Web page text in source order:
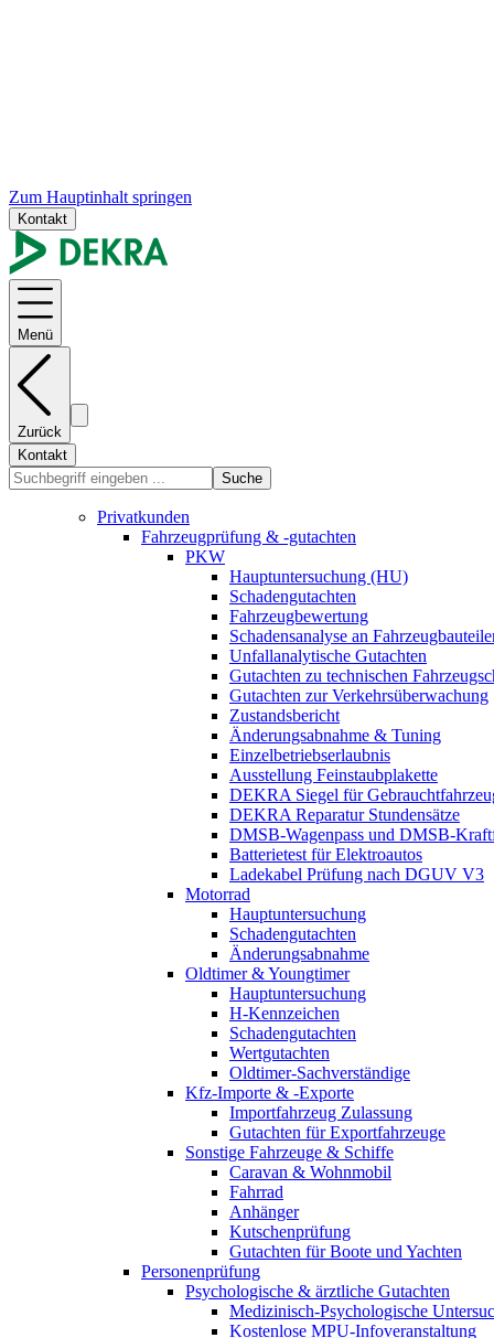
Zum Hauptinhalt springen
Kontakt
Menü
Zurück
Kontakt
Suche
Privatkunden
Fahrzeugprüfung & -gutachten
PKW
Hauptuntersuchung (HU)
Schadengutachten
Fahrzeugbewertung
Schadensanalyse an
Unfallanalytische Gutachten
Gutachten zu technischen
Gutachten zur Verkehrsüberwachung
Zustandsbericht
Änderungsabnahme & Tuning
Einzelbetriebserlaubnis
Ausstellung Feinstaubplakette
DEKRA Siegel für
DEKRA Reparatur Stundensätze
DMSB-Wagenpass und DMSB-
Batterietest für Elektroautos
Ladekabel Prüfung nach DGUV V3
Motorrad
Hauptuntersuchung
Schadengutachten
Änderungsabnahme
Oldtimer & Youngtimer
Hauptuntersuchung
H-Kennzeichen
Schadengutachten
Wertgutachten
Oldtimer-Sachverständige
Kfz-Importe & -Exporte
Importfahrzeug Zulassung
Gutachten für Exportfahrzeuge
Sonstige Fahrzeuge & Schiffe
Caravan & Wohnmobil
Fahrrad
Anhänger
Kutschenprüfung
Gutachten für Boote und Yachten
Personenprüfung
Psychologische & ärztliche Gutachten
Medizinisch-Psychologische
Kostenlose MPU-Infoveranstaltung